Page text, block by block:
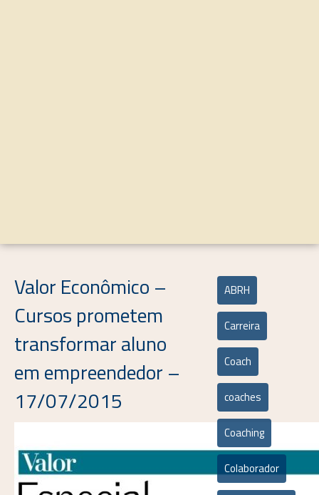
Valor Econômico –
Cursos prometem
transformar aluno
em empreendedor –
17/07/2015
ABRH
Carreira
Coach
coaches
Coaching
Colaborador